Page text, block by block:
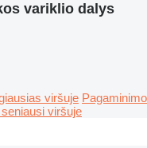
variklio dalys
viršuje Pagaminimo
viršuje